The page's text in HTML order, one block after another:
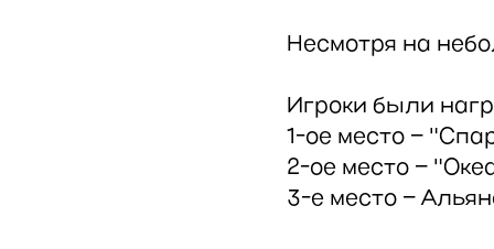
Несмотря на
Игроки были
1-ое место –
2-ое место –
3-е место –